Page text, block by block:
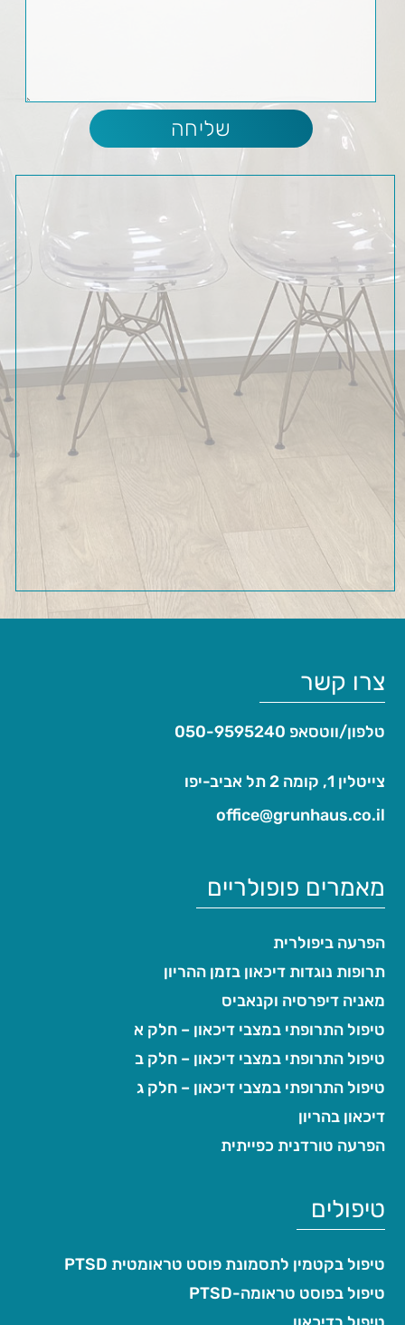
צרו קשר
טלפון/ווטסאפ 050-9595240
צייטלין 1, קומה 2 תל אביב-יפו
office@grunhaus.co.il‏
מאמרים פופולריים
הפרעה ביפולרית
תרופות נוגדות דיכאון בזמן ההריון
מאניה דיפרסיה וקנאביס
טיפול התרופתי במצבי דיכאון – חלק א
טיפול התרופתי במצבי דיכאון – חלק ב
טיפול התרופתי במצבי דיכאון – חלק ג
דיכאון בהריון
הפרעה טורדנית כפייתית
טיפולים
טיפול בקטמין לתסמונת פוסט טראומטית PTSD
טיפול בפוסט טראומה-PTSD